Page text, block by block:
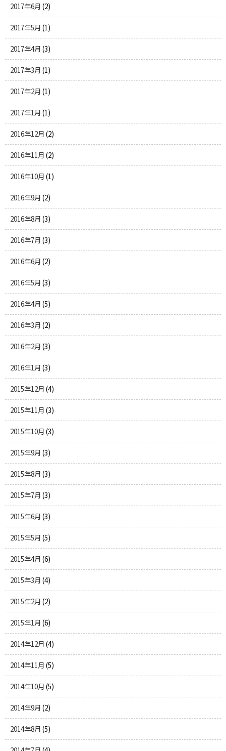
2017年6月 (2)
2017年5月 (1)
2017年4月 (3)
2017年3月 (1)
2017年2月 (1)
2017年1月 (1)
2016年12月 (2)
2016年11月 (2)
2016年10月 (1)
2016年9月 (2)
2016年8月 (3)
2016年7月 (3)
2016年6月 (2)
2016年5月 (3)
2016年4月 (5)
2016年3月 (2)
2016年2月 (3)
2016年1月 (3)
2015年12月 (4)
2015年11月 (3)
2015年10月 (3)
2015年9月 (3)
2015年8月 (3)
2015年7月 (3)
2015年6月 (3)
2015年5月 (5)
2015年4月 (6)
2015年3月 (4)
2015年2月 (2)
2015年1月 (6)
2014年12月 (4)
2014年11月 (5)
2014年10月 (5)
2014年9月 (2)
2014年8月 (5)